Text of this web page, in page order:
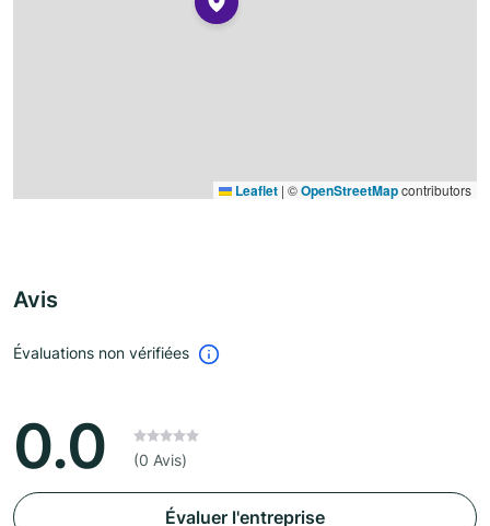
Leaflet | ©OpenStreetMapcontributors
Avis
Évaluations non vérifiées
0.0 (0 Avis)
Évaluer l'entreprise